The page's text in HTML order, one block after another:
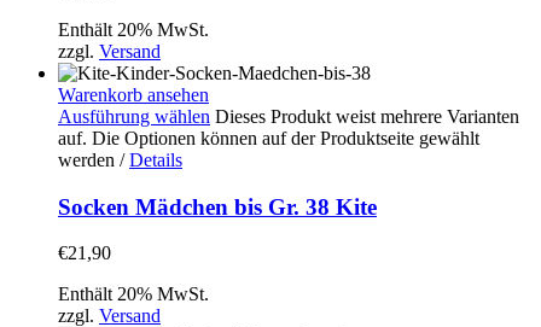
Enthält 20% MwSt.
zzgl. Versand
Warenkorb ansehen
Ausführung wählen Dieses Produkt weist mehrere Varianten
auf. Die Optionen können auf der Produktseite gewählt
werden / Details
Socken Mädchen bis Gr. 38 Kite
€21,90
Enthält 20% MwSt.
zzgl. Versand